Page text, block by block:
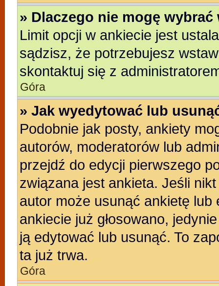
» Dlaczego nie mogę
Limit opcji w ankiecie jest
sądzisz, że potrzebujesz
skontaktuj się z
Góra
» Jak wyedytować lub
Podobnie jak posty, ankiety
autorów, moderatorów lub
przejdź do edycji pierwszego
związana jest ankieta. Jeśli
autor może usunąć ankietę
ankiecie już głosowano,
ją edytować lub usunąć. To
ta już trwa.
Góra